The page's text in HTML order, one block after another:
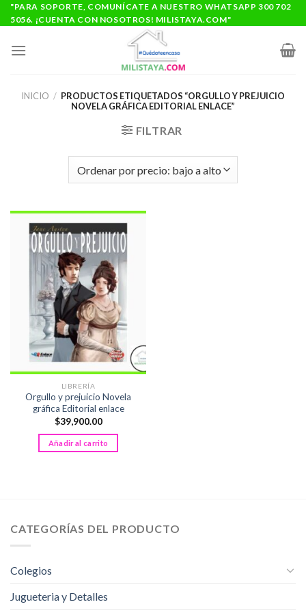
Saltar
al
"PARA SOPORTE, COMUNÍCATE A NUESTRO WHATSAPP 300 702
5056. ¡CUENTA CON NOSOTROS! MILISTAYA.COM"
INICIO / PRODUCTOS ETIQUETADOS “ORGULLO Y PREJUICIO
NOVELA GRÁFICA EDITORIAL ENLACE”
FILTRAR
LIBRERÍA
Orgullo y prejuicio Novela
gráfica Editorial enlace
$39,900.00
Añadir al carrito
CATEGORÍAS DEL PRODUCTO
Colegios
Jugueteria y Detalles